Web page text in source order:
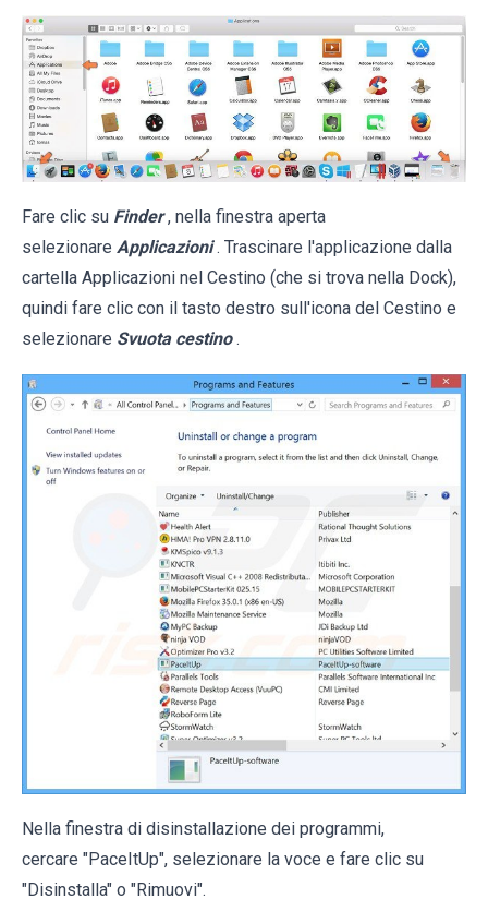
Fare clic su Finder , nella finestra aperta
selezionare Applicazioni . Trascinare l'applicazione dalla
cartella Applicazioni nel Cestino (che si trova nella Dock),
quindi fare clic con il tasto destro sull'icona del Cestino e
selezionare Svuota cestino .
Nella finestra di disinstallazione dei programmi,
cercare "PaceItUp", selezionare la voce e fare clic su
"Disinstalla" o "Rimuovi".